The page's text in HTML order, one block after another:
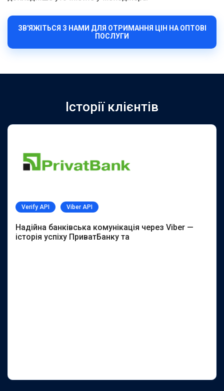
ЗВ'ЯЖІТЬСЯ З НАМИ ДЛЯ ОТРИМАННЯ ЦІН НА ОПТОВІ
ПОСЛУГИ
Історії клієнтів
Verify API Viber API
Надійна банківська комунікація через Viber —
історія успіху ПриватБанку та